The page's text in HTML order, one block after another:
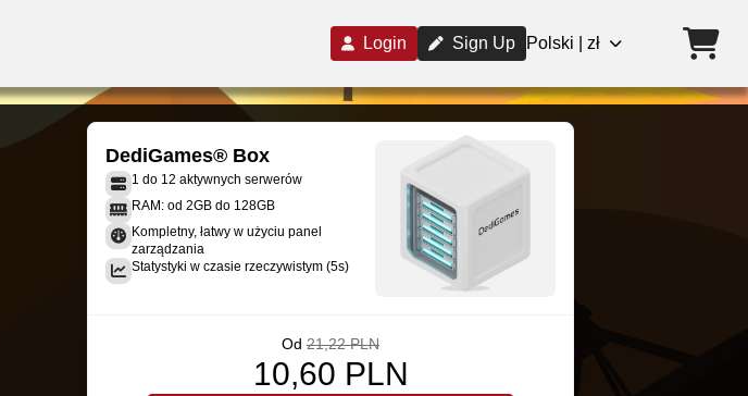
Login Sign Up Polski | zł
DediGames® Box
1 do 12 aktywnych serwerów
RAM: od 2GB do 128GB
Kompletny, łatwy w użyciu panel
zarządzania
Statystyki w czasie rzeczywistym (5s)
Od 21,22 PLN
10,60 PLN